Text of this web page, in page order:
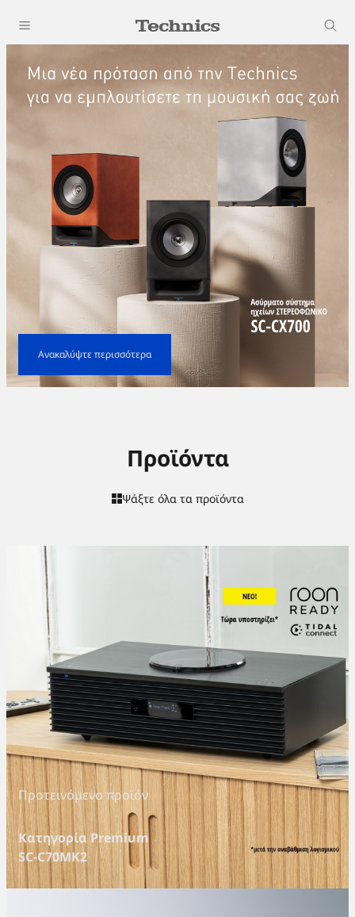
Ανακαλύψτε περισσότερα
Προϊόντα
Ψάξτε όλα τα προϊόντα
Προτεινόμενο προϊόν
Κατηγορία Premium
SC-C70MK2